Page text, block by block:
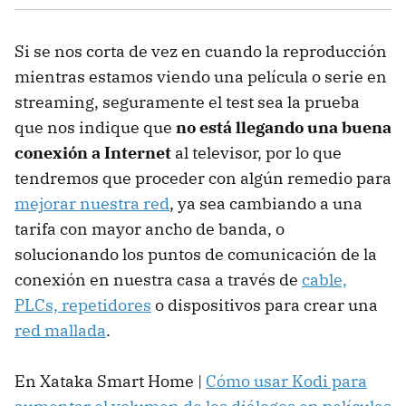
Si se nos corta de vez en cuando la reproducción
mientras estamos viendo una película o serie en
streaming, seguramente el test sea la prueba
que nos indique que no está llegando una buena
conexión a Internet al televisor, por lo que
tendremos que proceder con algún remedio para
mejorar nuestra red, ya sea cambiando a una
tarifa con mayor ancho de banda, o
solucionando los puntos de comunicación de la
conexión en nuestra casa a través de cable,
PLCs, repetidores o dispositivos para crear una
red mallada.
En Xataka Smart Home | Cómo usar Kodi para